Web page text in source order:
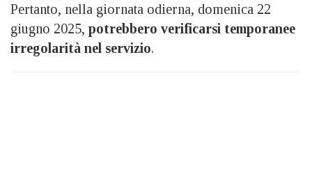
Pertanto, nella giornata odierna, domenica 22
giugno 2025, potrebbero verificarsi temporanee
irregolarità nel servizio.